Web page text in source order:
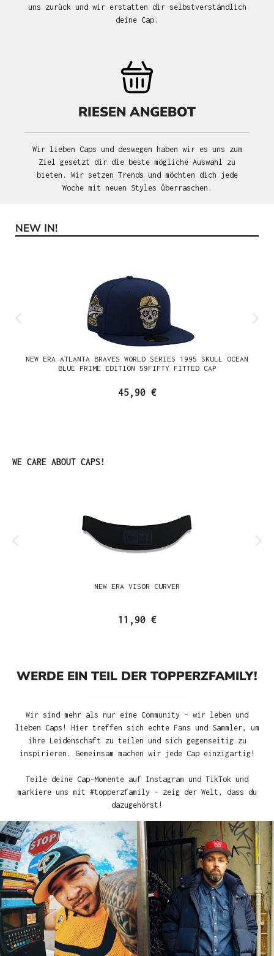
uns zurück und wir erstatten dir selbstverständlich
deine Cap.
RIESEN ANGEBOT
Wir lieben Caps und deswegen haben wir es uns zum
Ziel gesetzt dir die beste mögliche Auswahl zu
bieten. Wir setzen Trends und möchten dich jede
Woche mit neuen Styles überraschen.
Produktgalerie überspringen
NEW IN!
NEW ERA ATLANTA BRAVES WORLD SERIES 1995 SKULL OCEAN
BLUE PRIME EDITION 59FIFTY FITTED CAP
45,90 €
Produktgalerie überspringen
WE CARE ABOUT CAPS!
NEW ERA VISOR CURVER
11,90 €
WERDE EIN TEIL DER TOPPERZFAMILY!
Wir sind mehr als nur eine Community – wir leben und
lieben Caps! Hier treffen sich echte Fans und Sammler, um
ihre Leidenschaft zu teilen und sich gegenseitig zu
inspirieren. Gemeinsam machen wir jede Cap einzigartig!
Teile deine Cap-Momente auf Instagram und TikTok und
markiere uns mit #topperzfamily – zeig der Welt, dass du
dazugehörst!